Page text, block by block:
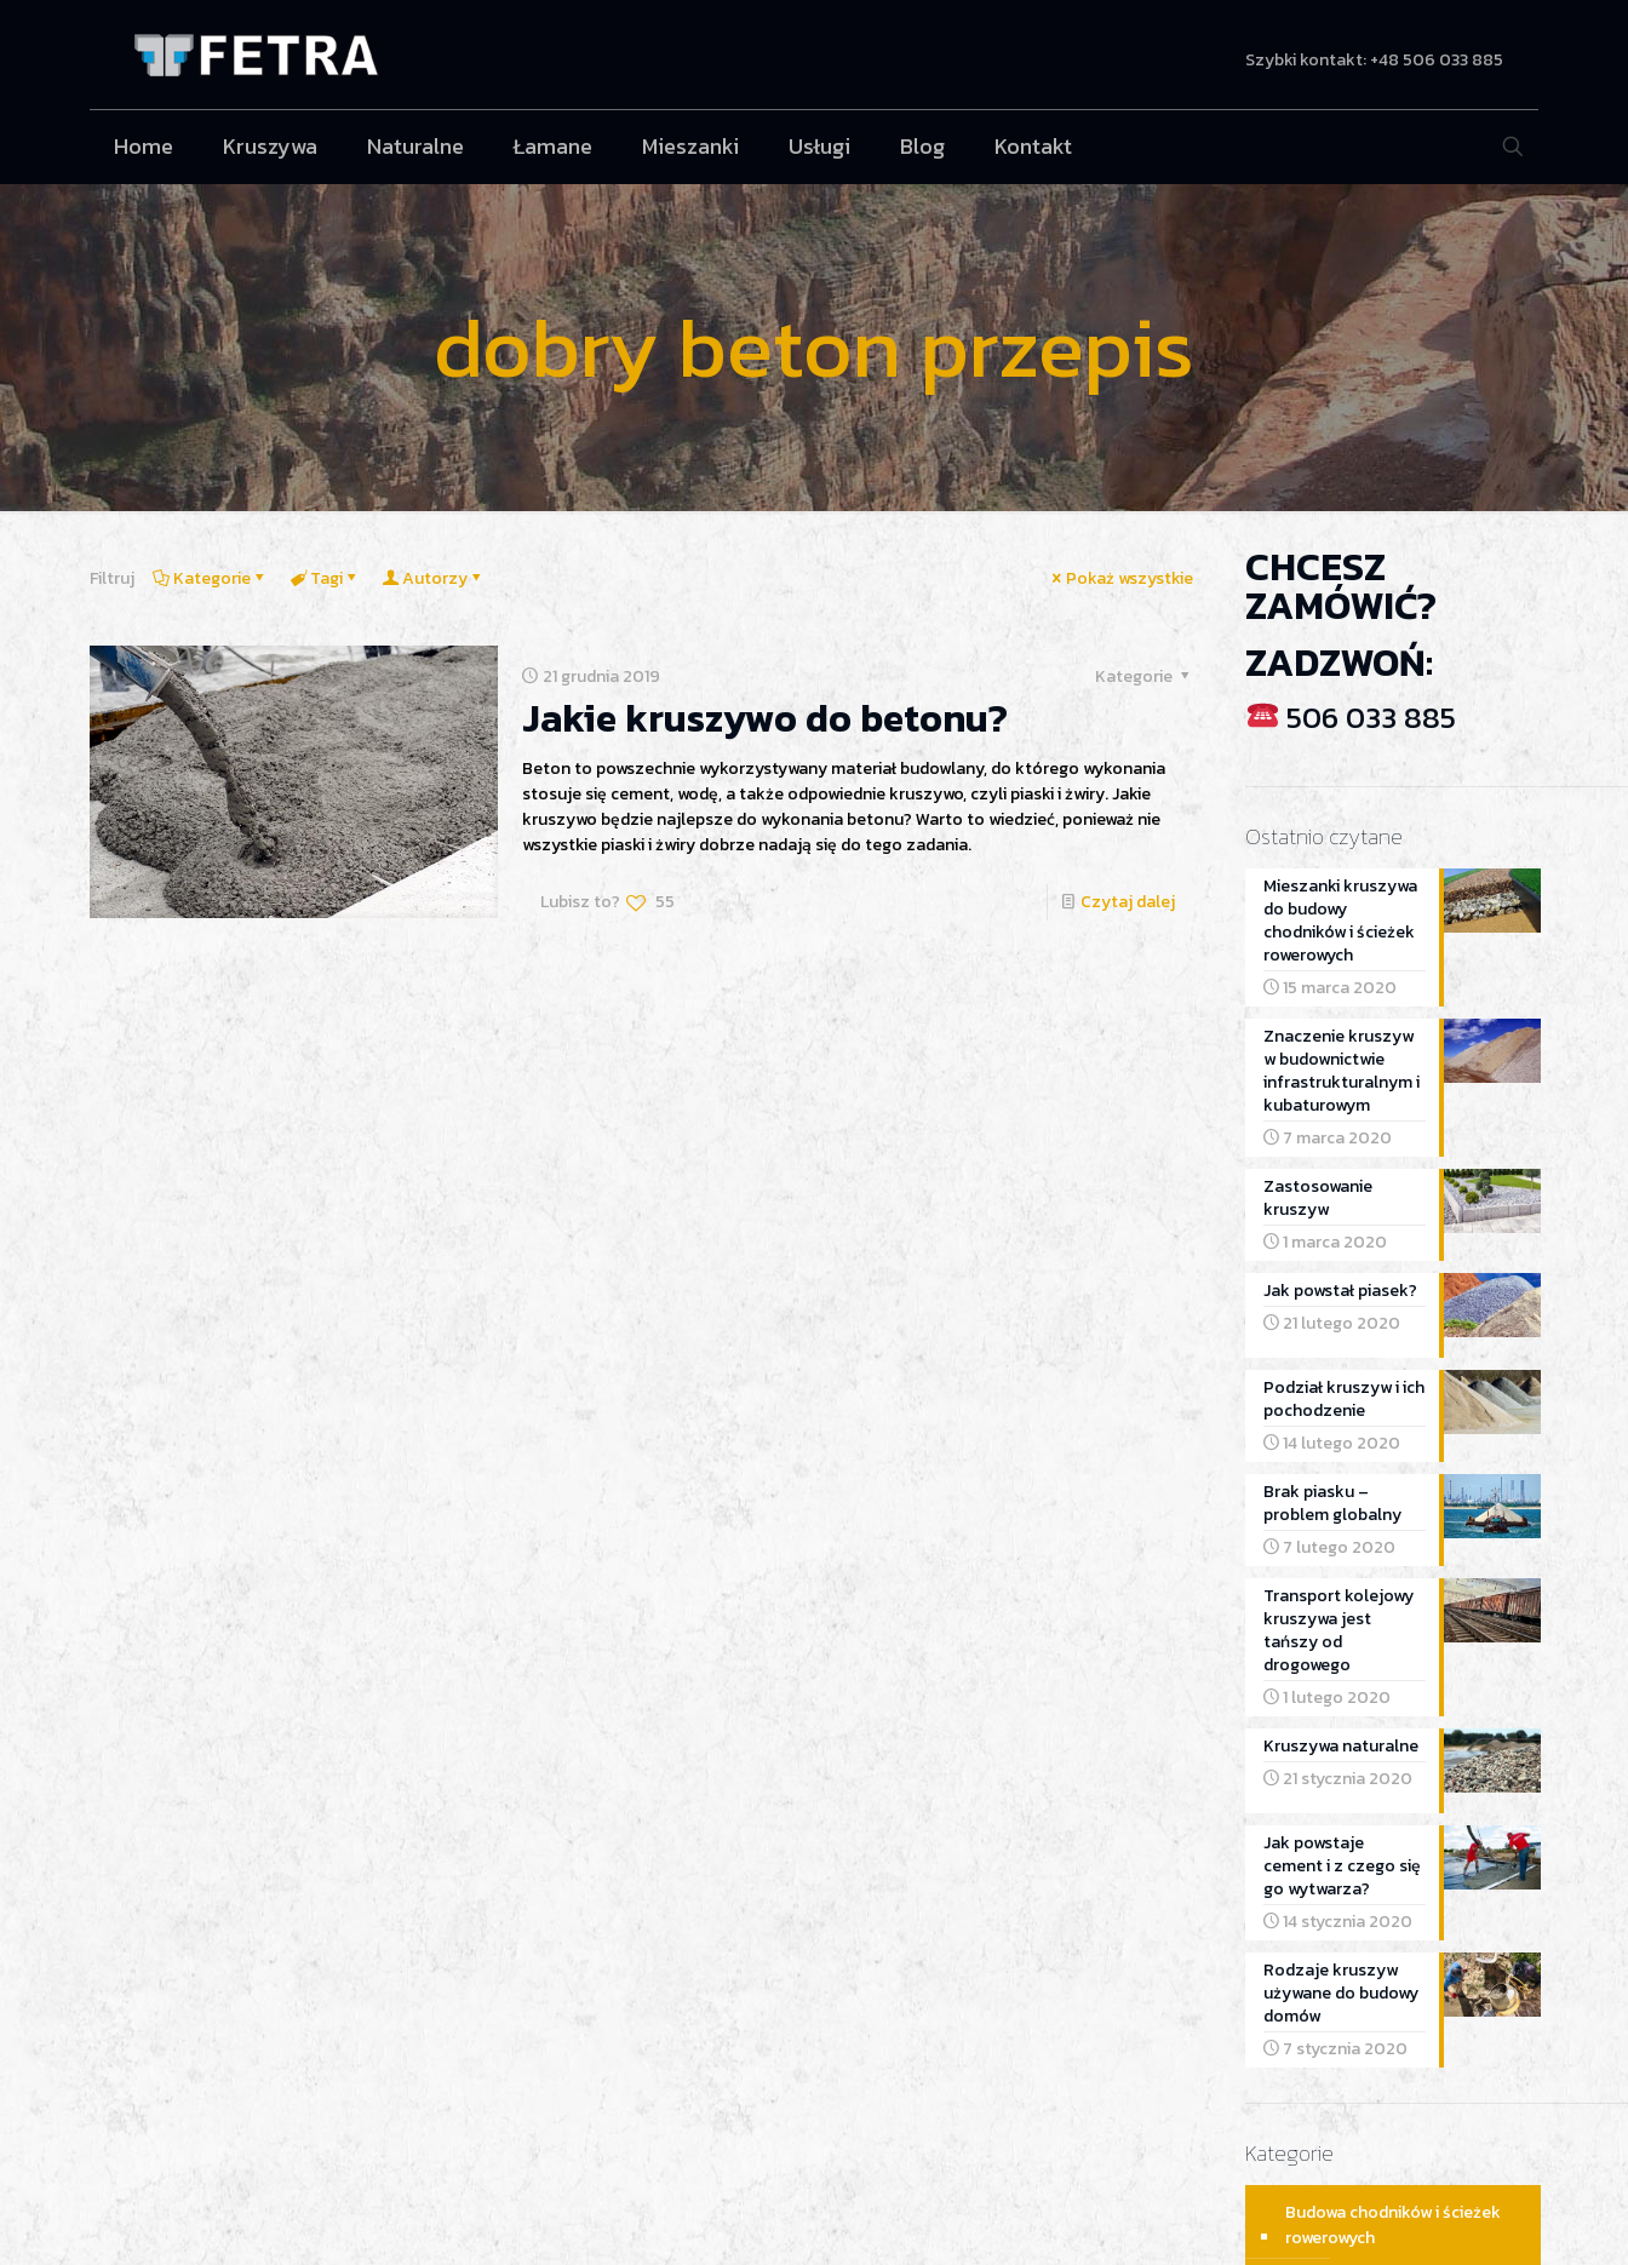
Home Kruszywa Naturalne Łamane Mieszanki Usługi Blog Kontakt
Szybki kontakt: +48 506 033 885
dobry beton przepis
Filtruj Kategorie Tagi Autorzy Pokaż wszystkie
21 grudnia 2019 Kategorie
Jakie kruszywo do betonu?
Beton to powszechnie wykorzystywany materiał budowlany, do którego wykonania
stosuje się cement, wodę, a także odpowiednie kruszywo, czyli piaski i żwiry. Jakie
kruszywo będzie najlepsze do wykonania betonu? Warto to wiedzieć, ponieważ nie
wszystkie piaski i żwiry dobrze nadają się do tego zadania.
Lubisz to? 55 Czytaj dalej
CHCESZ
ZAMÓWIĆ?
ZADZWOŃ:
506 033 885
Ostatnio czytane
Mieszanki kruszywa
do budowy
chodników i ścieżek
rowerowych
15 marca 2020
Znaczenie kruszyw
w budownictwie
infrastrukturalnym i
kubaturowym
7 marca 2020
Zastosowanie
kruszyw
1 marca 2020
Jak powstał piasek?
21 lutego 2020
Podział kruszyw i ich
pochodzenie
14 lutego 2020
Brak piasku –
problem globalny
7 lutego 2020
Transport kolejowy
kruszywa jest
tańszy od
drogowego
1 lutego 2020
Kruszywa naturalne
21 stycznia 2020
Jak powstaje
cement i z czego się
go wytwarza?
14 stycznia 2020
Rodzaje kruszyw
używane do budowy
domów
7 stycznia 2020
Kategorie
Budowa chodników i ścieżek
rowerowych